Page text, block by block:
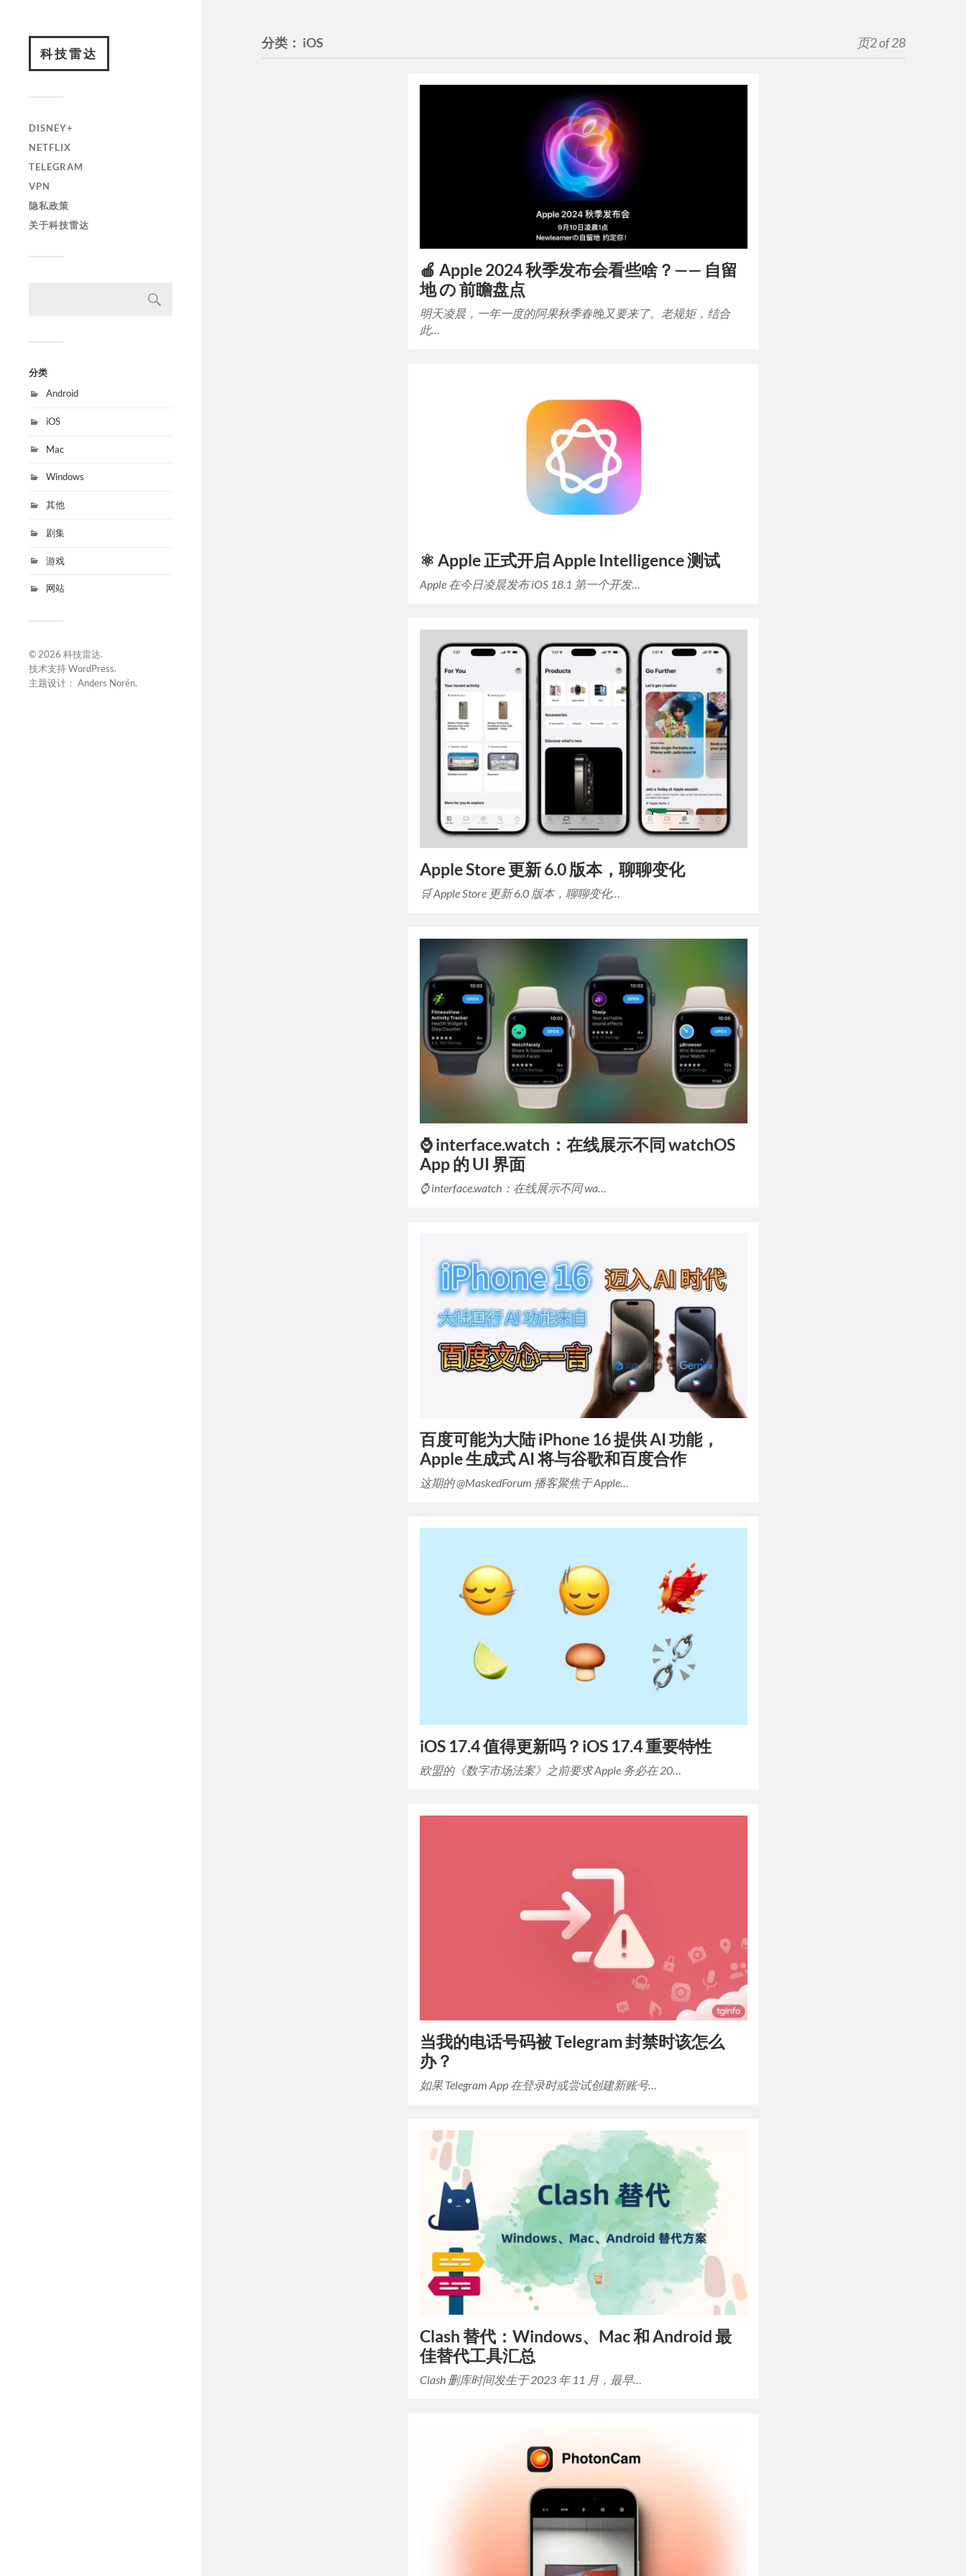
科技雷达
DISNEY+
NETFLIX
TELEGRAM
VPN
隐私政策
关于科技雷达
分类
Android
iOS
Mac
Windows
其他
剧集
游戏
网站
© 2026 科技雷达.
技术支持WordPress.
主题设计： Anders Norén.
分类： iOS 页2 of 28
🍎 Apple 2024 秋季发布会看些啥？—— 自留
地 の 前瞻盘点
明天凌晨，一年一度的阿果秋季春晚又要来了。老规矩，结合
此…
⚛️ Apple 正式开启 Apple Intelligence 测试
Apple 在今日凌晨发布 iOS 18.1 第一个开发…
Apple Store 更新 6.0 版本，聊聊变化
🛒 Apple Store 更新 6.0 版本，聊聊变化…
⌚️ interface.watch：在线展示不同 watchOS
App 的 UI 界面
⌚️ interface.watch：在线展示不同 wa…
百度可能为大陆 iPhone 16 提供 AI 功能，
Apple 生成式 AI 将与谷歌和百度合作
这期的 @MaskedForum 播客聚焦于 Apple…
iOS 17.4 值得更新吗？iOS 17.4 重要特性
欧盟的《数字市场法案》之前要求 Apple 务必在 20…
当我的电话号码被 Telegram 封禁时该怎么
办？
如果 Telegram App 在登录时或尝试创建新账号…
Clash 替代：Windows、Mac 和 Android 最
佳替代工具汇总
Clash 删库时间发生于 2023 年 11 月，最早…